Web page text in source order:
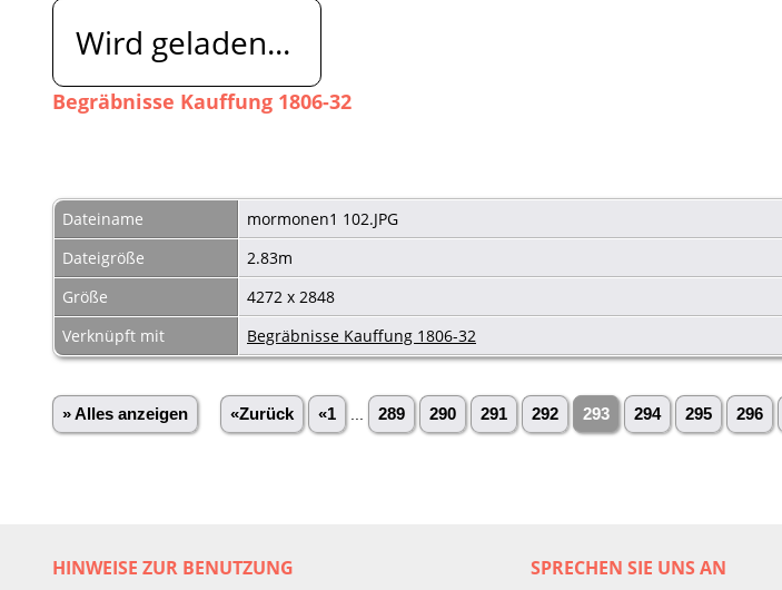
Wird geladen...
Begräbnisse Kauffung 1806-32
Dateiname
mormonen1 102.JPG
Dateigröße
2.83m
Größe
4272 x 2848
Verknüpft mit
Begräbnisse Kauffung 1806-32
» Alles anzeigen «Zurück «1 289 290 291 292 293 294 295 296
HINWEISE ZUR BENUTZUNG SPRECHEN SIE UNS AN